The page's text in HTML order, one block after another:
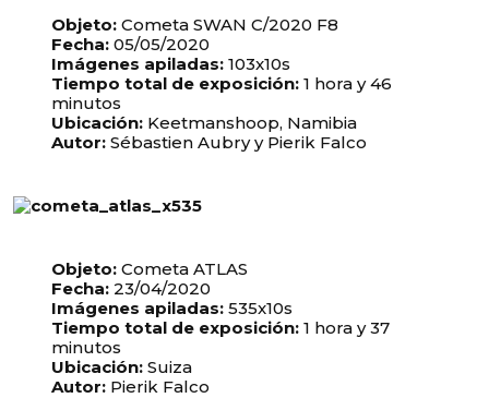
Objeto: Cometa SWAN C/2020 F8
Fecha: 05/05/2020
Imágenes apiladas: 103x10s
Tiempo total de exposición: 1 hora y 46
minutos
Ubicación: Keetmanshoop, Namibia
Autor: Sébastien Aubry y Pierik Falco
Objeto: Cometa ATLAS
Fecha: 23/04/2020
Imágenes apiladas: 535x10s
Tiempo total de exposición: 1 hora y 37
minutos
Ubicación: Suiza
Autor: Pierik Falco